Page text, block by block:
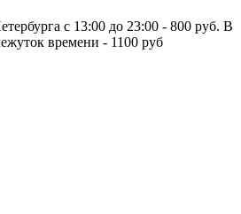
с 13:00 до 23:00 - 800 руб. В
времени - 1100 руб